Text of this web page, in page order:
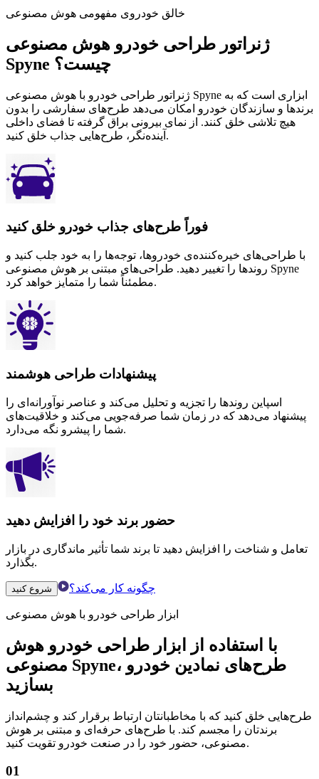
خالق خودروی مفهومی هوش مصنوعی
ژنراتور طراحی خودرو هوش مصنوعی
Spyne چیست؟
ژنراتور طراحی خودرو با هوش مصنوعی Spyne ابزاری است که به
برندها و سازندگان خودرو امکان می‌دهد طرح‌های سفارشی را بدون
هیچ تلاشی خلق کنند. از نمای بیرونی براق گرفته تا فضای داخلی
آینده‌نگر، طرح‌هایی جذاب خلق کنید.
فوراً طرح‌های جذاب خودرو خلق کنید
با طراحی‌های خیره‌کننده‌ی خودروها، توجه‌ها را به خود جلب کنید و
روندها را تغییر دهید. طراحی‌های مبتنی بر هوش مصنوعی Spyne
مطمئناً شما را متمایز خواهد کرد.
پیشنهادات طراحی هوشمند
اسپاین روندها را تجزیه و تحلیل می‌کند و عناصر نوآورانه‌ای را
پیشنهاد می‌دهد که در زمان شما صرفه‌جویی می‌کند و خلاقیت‌های
شما را پیشرو نگه می‌دارد.
حضور برند خود را افزایش دهید
تعامل و شناخت را افزایش دهید تا برند شما تأثیر ماندگاری در بازار
بگذارد.
شروع کنید چگونه کار می‌کند؟
ابزار طراحی خودرو با هوش مصنوعی
با استفاده از ابزار طراحی خودرو هوش
مصنوعی Spyne، طرح‌های نمادین خودرو
بسازید
طرح‌هایی خلق کنید که با مخاطبانتان ارتباط برقرار کند و چشم‌انداز
برندتان را مجسم کند. با طرح‌های حرفه‌ای و مبتنی بر هوش
مصنوعی، حضور خود را در صنعت خودرو تقویت کنید.
01